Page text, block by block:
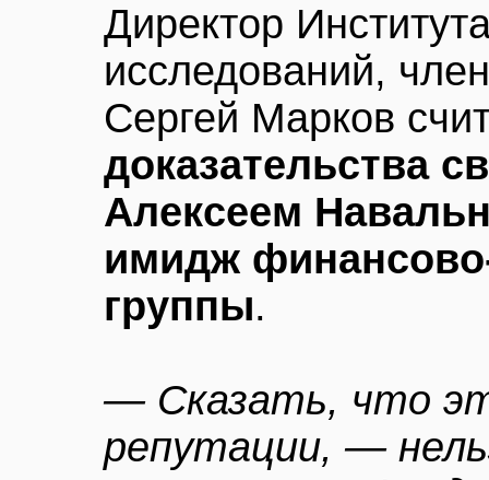
Директор
исследований,
Сергей Марков
доказательства
Алексеем
имидж
группы.
— Сказать, что
репутации, —